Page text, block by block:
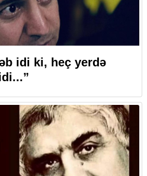
idi ki, heç yerdə